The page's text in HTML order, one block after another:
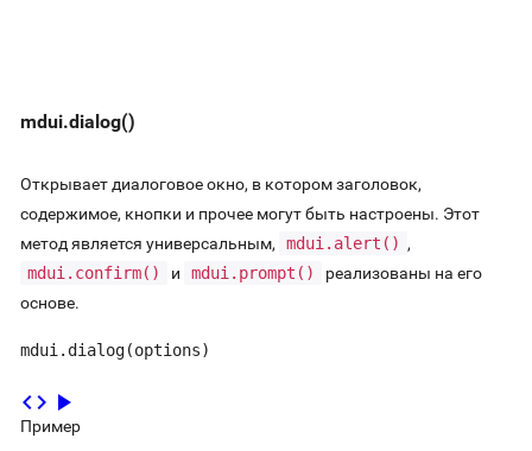
mdui.dialog()
Открывает диалоговое окно, в котором заголовок,
содержимое, кнопки и прочее могут быть настроены. Этот
метод является универсальным,
mdui.alert() ,
mdui.confirm()
и mdui.prompt()
реализованы на его
основе.
mdui.dialog(options)
code play_arrow
Пример